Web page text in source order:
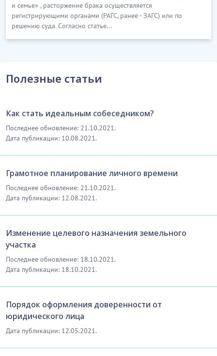
и семье» , расторжение брака осуществляется
регистрирующими органами (РАГС, ранее - ЗАГС) или по
решению суда. Согласно статье...
Полезные статьи
Как стать идеальным собеседником?
Последнее обновление: 21.10.2021.
Дата публикации: 10.08.2021.
Грамотное планирование личного времени
Последнее обновление: 21.10.2021.
Дата публикации: 12.08.2021.
Изменение целевого назначения земельного
участка
Последнее обновление: 18.10.2021.
Дата публикации: 18.10.2021.
Порядок оформления доверенности от
юридического лица
Дата публикации: 12.05.2021.